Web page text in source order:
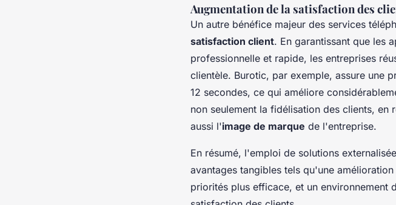
Augmentation de la satisfaction des
Un autre bénéfice majeur des services
satisfaction client. En garantissant que les
professionnelle et rapide, les entreprises
clientèle. Burotic, par exemple, assure une
12 secondes, ce qui améliore
non seulement la fidélisation des clients, en
aussi l'image de marque de l'entreprise.
En résumé, l'emploi de solutions
avantages tangibles tels qu'une amélioration
priorités plus efficace, et un environnement